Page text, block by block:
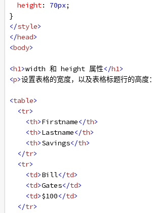
height: 70px;
}
</style>
</head>
<body>
<h1>width 和 height 属性</h1>
<p>设置表格的宽度，以及表格标题行的高度：
<table>
<tr>
<th>Firstname</th>
<th>Lastname</th>
<th>Savings</th>
</tr>
<tr>
<td>Bill</td>
<td>Gates</td>
<td>$100</td>
</tr>